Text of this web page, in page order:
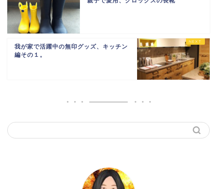
我が家で活躍中の無印グッズ、キッチン
編その１。